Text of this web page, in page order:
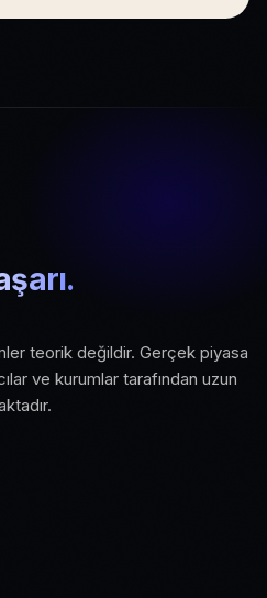
teorik değildir. Gerçek piyasa
ve kurumlar tarafından uzun
işlem